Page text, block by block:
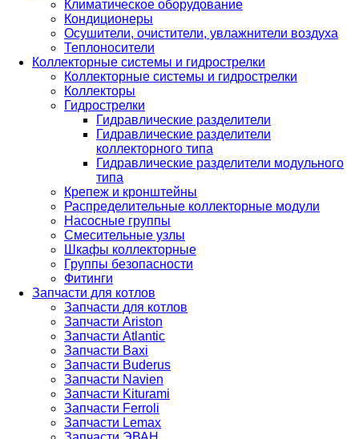
Климатическое оборудование
Кондиционеры
Осушители, очистители, увлажнители воздуха
Теплоносители
Коллекторные системы и гидрострелки
Коллекторные системы и гидрострелки
Коллекторы
Гидрострелки
Гидравлические разделители
Гидравлические разделители
коллекторного типа
Гидравлические разделители модульного
типа
Крепеж и кронштейны
Распределительные коллекторные модули
Насосные группы
Смесительные узлы
Шкафы коллекторные
Группы безопасности
Фитинги
Запчасти для котлов
Запчасти для котлов
Запчасти Ariston
Запчасти Atlantic
Запчасти Baxi
Запчасти Buderus
Запчасти Navien
Запчасти Kiturami
Запчасти Ferroli
Запчасти Lemax